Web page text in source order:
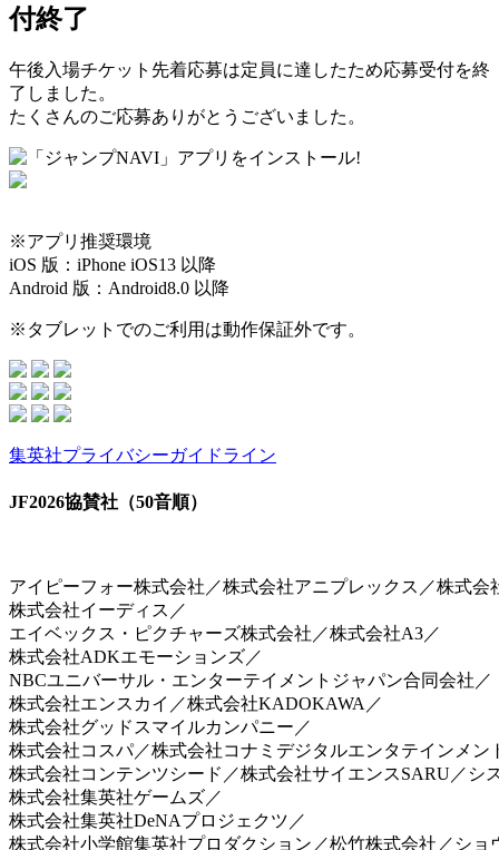
付終了
午後入場チケット先着応募は定員に達したため応募受付を終
了しました。
たくさんのご応募ありがとうございました。
※アプリ推奨環境
iOS 版：iPhone iOS13 以降
Android 版：Android8.0 以降
※タブレットでのご利用は動作保証外です。
集英社プライバシーガイドライン
JF2026協賛社（50音順）
アイピーフォー株式会社／株式会社アニプレックス／株式会
株式会社イーディス／
エイベックス・ピクチャーズ株式会社／株式会社A3／
株式会社ADKエモーションズ／
NBCユニバーサル・エンターテイメントジャパン合同会社／
株式会社エンスカイ／株式会社KADOKAWA／
株式会社グッドスマイルカンパニー／
株式会社コスパ／株式会社コナミデジタルエンタテインメン
株式会社コンテンツシード／株式会社サイエンスSARU／シ
株式会社集英社ゲームズ／
株式会社集英社DeNAプロジェクツ／
株式会社小学館集英社プロダクション／松竹株式会社／ショ